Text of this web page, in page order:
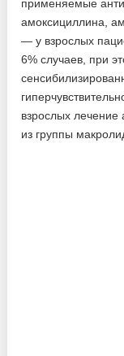
применяемые
амоксициллина,
— у взрослых
6% случаев, при
взрослых лечение
из группы